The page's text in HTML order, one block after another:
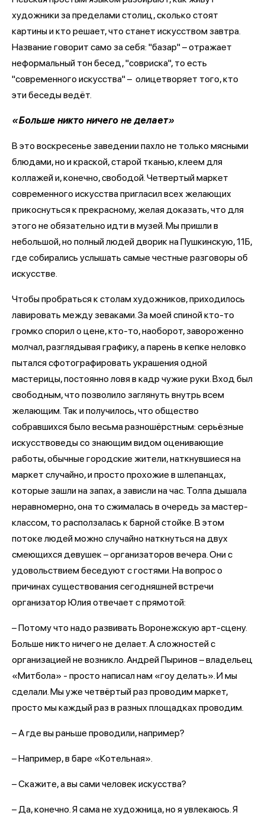
художники за пределами столиц, сколько стоят
картины и кто решает, что станет искусством завтра.
Название говорит само за себя: "базар" – отражает
неформальный тон бесед, "совриска", то есть
"современного искусства" – олицетворяет того, кто
эти беседы ведёт.
«Больше никто ничего не делает»
В это воскресенье заведении пахло не только мясными
блюдами, но и краской, старой тканью, клеем для
коллажей и, конечно, свободой. Четвертый маркет
современного искусства пригласил всех желающих
прикоснуться к прекрасному, желая доказать, что для
этого не обязательно идти в музей. Мы пришли в
небольшой, но полный людей дворик на Пушкинскую, 11Б,
где собирались услышать самые честные разговоры об
искусстве.
Чтобы пробраться к столам художников, приходилось
лавировать между зеваками. За моей спиной кто-то
громко спорил о цене, кто-то, наоборот, завороженно
молчал, разглядывая графику, а парень в кепке неловко
пытался сфотографировать украшения одной
мастерицы, постоянно ловя в кадр чужие руки. Вход был
свободным, что позволило заглянуть внутрь всем
желающим. Так и получилось, что общество
собравшихся было весьма разношёрстным: серьёзные
искусствоведы со знающим видом оценивающие
работы, обычные городские жители, наткнувшиеся на
маркет случайно, и просто прохожие в шлепанцах,
которые зашли на запах, а зависли на час. Толпа дышала
неравномерно, она то сжималась в очередь за мастер-
классом, то расползалась к барной стойке. В этом
потоке людей можно случайно наткнуться на двух
смеющихся девушек – организаторов вечера. Они с
удовольствием беседуют с гостями. На вопрос о
причинах существования сегодняшней встречи
организатор Юлия отвечает с прямотой:
– Потому что надо развивать Воронежскую арт-сцену.
Больше никто ничего не делает. А сложностей с
организацией не возникло. Андрей Пыринов – владельец
«Митбола» - просто написал нам «гоу делать». И мы
сделали. Мы уже четвёртый раз проводим маркет,
просто мы каждый раз в разных площадках проводим.
– А где вы раньше проводили, например?
– Например, в баре «Котельная».
– Скажите, а вы сами человек искусства?
– Да, конечно. Я сама не художница, но я увлекаюсь. Я